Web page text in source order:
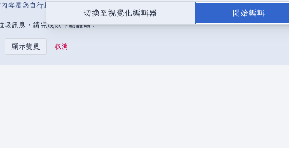
容是您自行撰寫，或是取自不受版權保護的公開領域或自由資源。請勿在未經授權的情況
訊息，請完成以下驗證碼：
取消
切換至視覺化編輯器 開始編輯